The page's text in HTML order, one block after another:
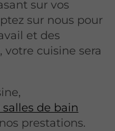
sur vos
sur nous pour
et des
votre cuisine sera
salles de bain
prestations.